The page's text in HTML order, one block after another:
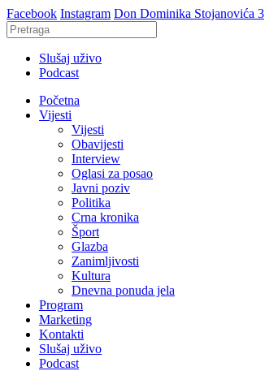
Facebook Instagram Don Dominika Stojanovića 3
Slušaj uživo
Podcast
Početna
Vijesti
Vijesti
Obavijesti
Interview
Oglasi za posao
Javni poziv
Politika
Crna kronika
Šport
Glazba
Zanimljivosti
Kultura
Dnevna ponuda jela
Program
Marketing
Kontakti
Slušaj uživo
Podcast